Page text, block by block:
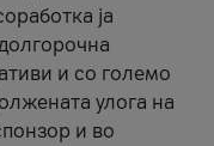
ја
и со големо
улога на
и во